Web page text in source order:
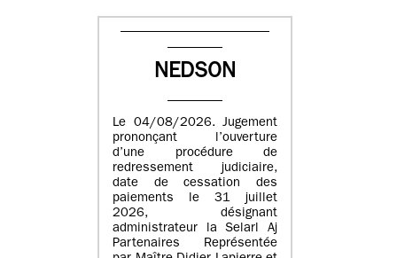
NEDSON
Le 04/08/2026. Jugement
prononçant l’ouverture
d’une procédure de
redressement judiciaire,
date de cessation des
paiements le 31 juillet
2026, désignant
administrateur la Selarl Aj
Partenaires Représentée